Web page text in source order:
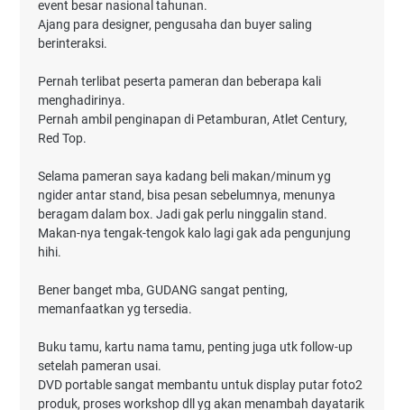
event besar nasional tahunan.
Ajang para designer, pengusaha dan buyer saling
berinteraksi.
Pernah terlibat peserta pameran dan beberapa kali
menghadirinya.
Pernah ambil penginapan di Petamburan, Atlet Century,
Red Top.
Selama pameran saya kadang beli makan/minum yg
ngider antar stand, bisa pesan sebelumnya, menunya
beragam dalam box. Jadi gak perlu ninggalin stand.
Makan-nya tengak-tengok kalo lagi gak ada pengunjung
hihi.
Bener banget mba, GUDANG sangat penting,
memanfaatkan yg tersedia.
Buku tamu, kartu nama tamu, penting juga utk follow-up
setelah pameran usai.
DVD portable sangat membantu untuk display putar foto2
produk, proses workshop dll yg akan menambah dayatarik